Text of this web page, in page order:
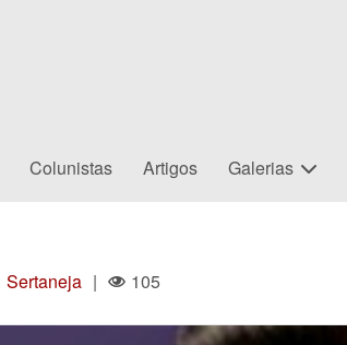
Colunistas Artigos Galerias
Sertaneja | 105